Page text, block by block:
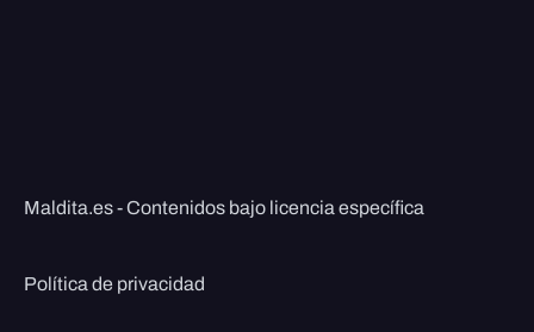
Maldita.es - Contenidos bajo licencia específica
Política de privacidad